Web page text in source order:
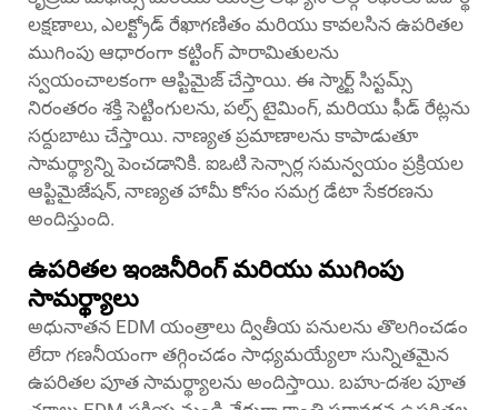
లక్షణాలు, ఎలక్ట్రోడ్ రేఖాగణితం మరియు కావలసిన ఉపరితల
ముగింపు ఆధారంగా కట్టింగ్ పారామితులను
స్వయంచాలకంగా ఆప్టిమైజ్ చేస్తాయి. ఈ స్మార్ట్ సిస్టమ్స్
నిరంతరం శక్తి సెట్టింగులను, పల్స్ టైమింగ్, మరియు ఫీడ్ రేట్లను
సర్దుబాటు చేస్తాయి. నాణ్యత ప్రమాణాలను కాపాడుతూ
సామర్థ్యాన్ని పెంచడానికి. ఐఒటి సెన్సార్ల సమన్వయం ప్రక్రియల
ఆప్టిమైజేషన్, నాణ్యత హామీ కోసం సమగ్ర డేటా సేకరణను
అందిస్తుంది.
ఉపరితల ఇంజనీరింగ్ మరియు ముగింపు
సామర్థ్యాలు
అధునాతన EDM యంత్రాలు ద్వితీయ పనులను తొలగించడం
లేదా గణనీయంగా తగ్గించడం సాధ్యమయ్యేలా సున్నితమైన
ఉపరితల పూత సామర్థ్యాలను అందిస్తాయి. బహు-దశల పూత